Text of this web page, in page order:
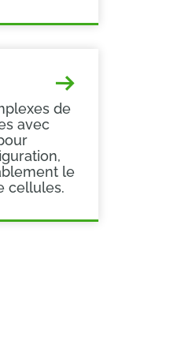
de
avec
le
cellules.